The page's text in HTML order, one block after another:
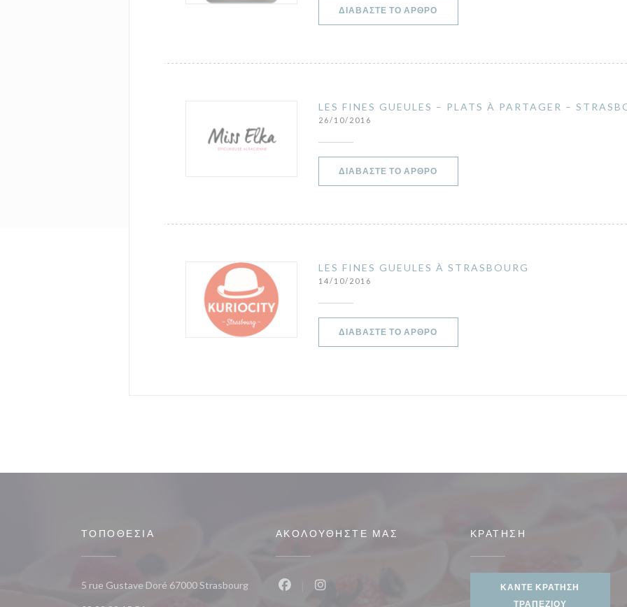
ΔΙΑΒΆΣΤΕ ΤΟ ΆΡΘΡΟ
LES FINES GUEULES – PLATS À PARTAGER –
26/10/2016
ΔΙΑΒΆΣΤΕ ΤΟ ΆΡΘΡΟ
LES FINES GUEULES À STRASBOURG
14/10/2016
ΔΙΑΒΆΣΤΕ ΤΟ ΆΡΘΡΟ
ΤΟΠΟΘΕΣΊΑ
5 rue Gustave Doré 67000 Strasbourg((ανοίγει σε νέο παράθυρο))
ΑΚΟΛΟΥΘΉΣΤΕ ΜΑΣ
Instagram ((ανοίγει σε νέο παράθυρο))
ΚΡΆΤΗΣΗ
ΚΆΝΤΕ ΚΡΆΤΗΣΗ
ΤΡΑΠΕΖΙΟΎ